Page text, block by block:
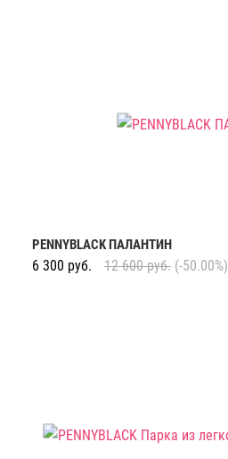
PENNYBLACK ПАЛАНТИН
6 300 руб. 12 600 руб. (-50.00%)